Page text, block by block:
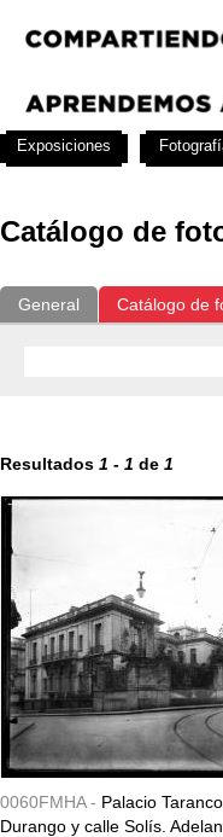
Catálogo de
General Catálogo de
Resultados 1 - 1 de 1
0060FMHA - Palacio
Durango y calle Solís.
Exposiciones